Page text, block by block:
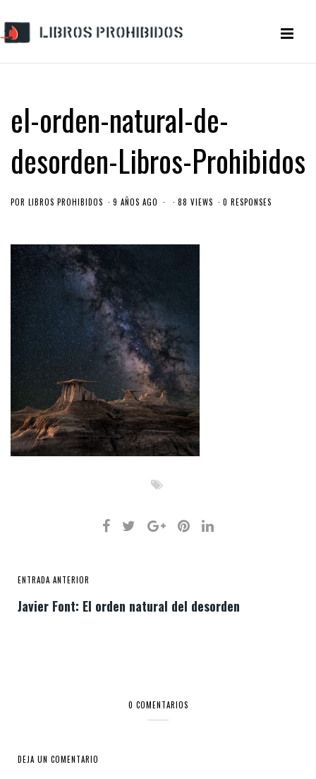
el-orden-natural-de-
desorden-Libros-Prohibidos
POR LIBROS PROHIBIDOS 9 AÑOS AGO 88 VIEWS 0 RESPONSES
ENTRADA ANTERIOR
Javier Font: El orden natural del desorden
0 COMENTARIOS
DEJA UN COMENTARIO